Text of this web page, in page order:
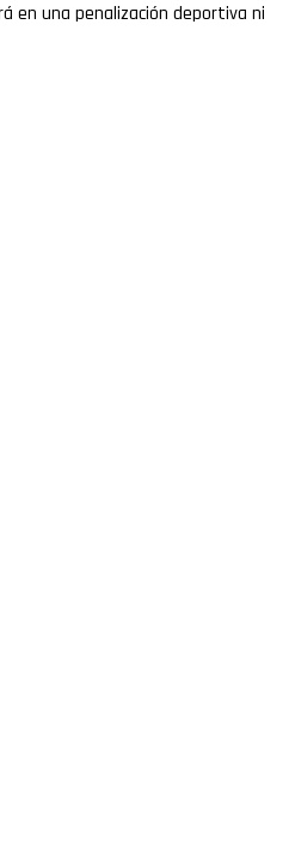
en una penalización deportiva ni